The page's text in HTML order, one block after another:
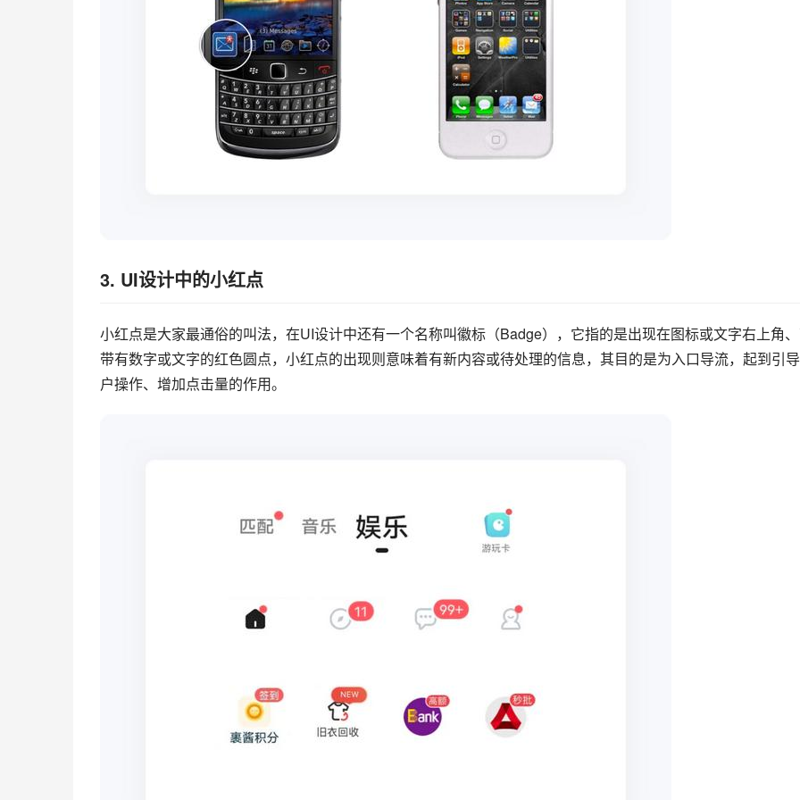
3. UI设计中的小红点
小红点是大家最通俗的叫法，在UI设计中还有一个名称叫徽标（Badge），它指的是出现在图标或文字右上角
带有数字或文字的红色圆点，小红点的出现则意味着有新内容或待处理的信息，其目的是为入口导流，起到引
户操作、增加点击量的作用。